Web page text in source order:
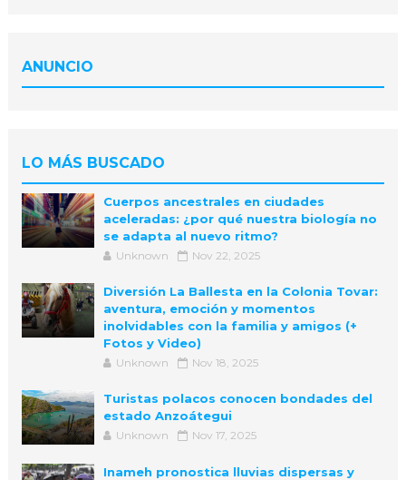
ANUNCIO
LO MÁS BUSCADO
Cuerpos ancestrales en ciudades
aceleradas: ¿por qué nuestra biología no
se adapta al nuevo ritmo?
Unknown Nov 22, 2025
Diversión La Ballesta en la Colonia Tovar:
aventura, emoción y momentos
inolvidables con la familia y amigos (+
Fotos y Video)
Unknown Nov 18, 2025
Turistas polacos conocen bondades del
estado Anzoátegui
Unknown Nov 17, 2025
Inameh pronostica lluvias dispersas y